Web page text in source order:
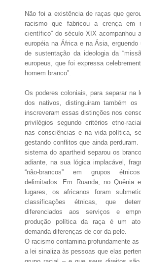
Não foi a existência de raças que
racismo que fabricou a crença em
científico” do século XIX acompanhou
européia na África e na Ásia, erguendo
de sustentação da ideologia da
europeus, que foi expressa
homem branco”.
Os poderes coloniais, para separar na
dos nativos, distinguiram também
inscreveram essas distinções nos
privilégios segundo critérios etno-
nas consciências e na vida política,
gestando conflitos que ainda
sistema do apartheid separou os
adiante, na sua lógica implacável,
“não-brancos” em grupos
delimitados. Em Ruanda, no Quênia
lugares, os africanos foram
classificações étnicas, que
diferenciados aos serviços e
produção política da raça é um
demanda diferenças de cor da pele.
O racismo contamina profundamente
a lei sinaliza às pessoas que elas